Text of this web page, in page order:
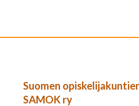
Suomen
SAMOK ry